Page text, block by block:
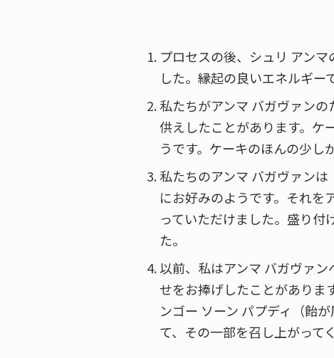
プロセスの後、シュリ アン
した。縁起の良いエネルギー
私たちがアンマ バガヴァン
供えしたことがあります。ケ
うです。ケーキのほんの少し
私たちのアンマ バガヴァン
にお好みのようです。それを
っていただけました。盛り付
た。
以前、私はアンマ バガヴァ
せをお捧げしたことがありま
ンゴー ソーン パプディ（飴
て、その一部を召し上がって